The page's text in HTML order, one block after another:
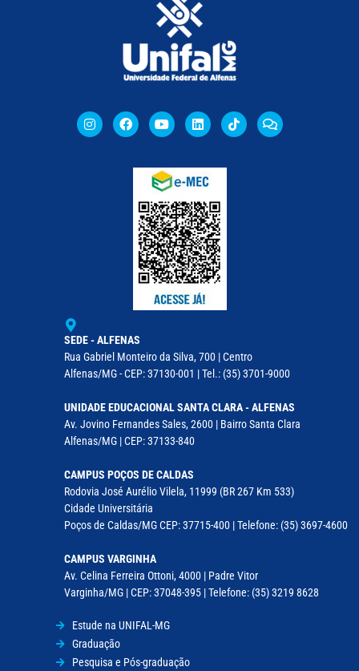
SEDE - ALFENAS
Rua Gabriel Monteiro da Silva, 700 | Centro
Alfenas/MG - CEP: 37130-001 | Tel.: (35) 3701-9000
UNIDADE EDUCACIONAL SANTA CLARA - ALFENAS
Av. Jovino Fernandes Sales, 2600 | Bairro Santa Clara
Alfenas/MG | CEP: 37133-840
CAMPUS POÇOS DE CALDAS
Rodovia José Aurélio Vilela, 11999 (BR 267 Km 533)
Cidade Universitária
Poços de Caldas/MG CEP: 37715-400 | Telefone: (35) 3697-4600
CAMPUS VARGINHA
Av. Celina Ferreira Ottoni, 4000 | Padre Vitor
Varginha/MG | CEP: 37048-395 | Telefone: (35) 3219 8628
Estude na UNIFAL-MG
Graduação
Pesquisa e Pós-graduação